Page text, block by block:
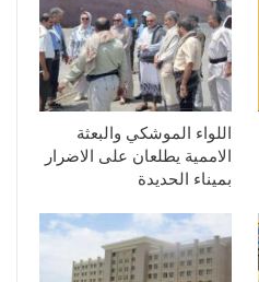
اللواء الموشكي والبعثة
الاممية يطلعان على الاضرار
بميناء الحديدة